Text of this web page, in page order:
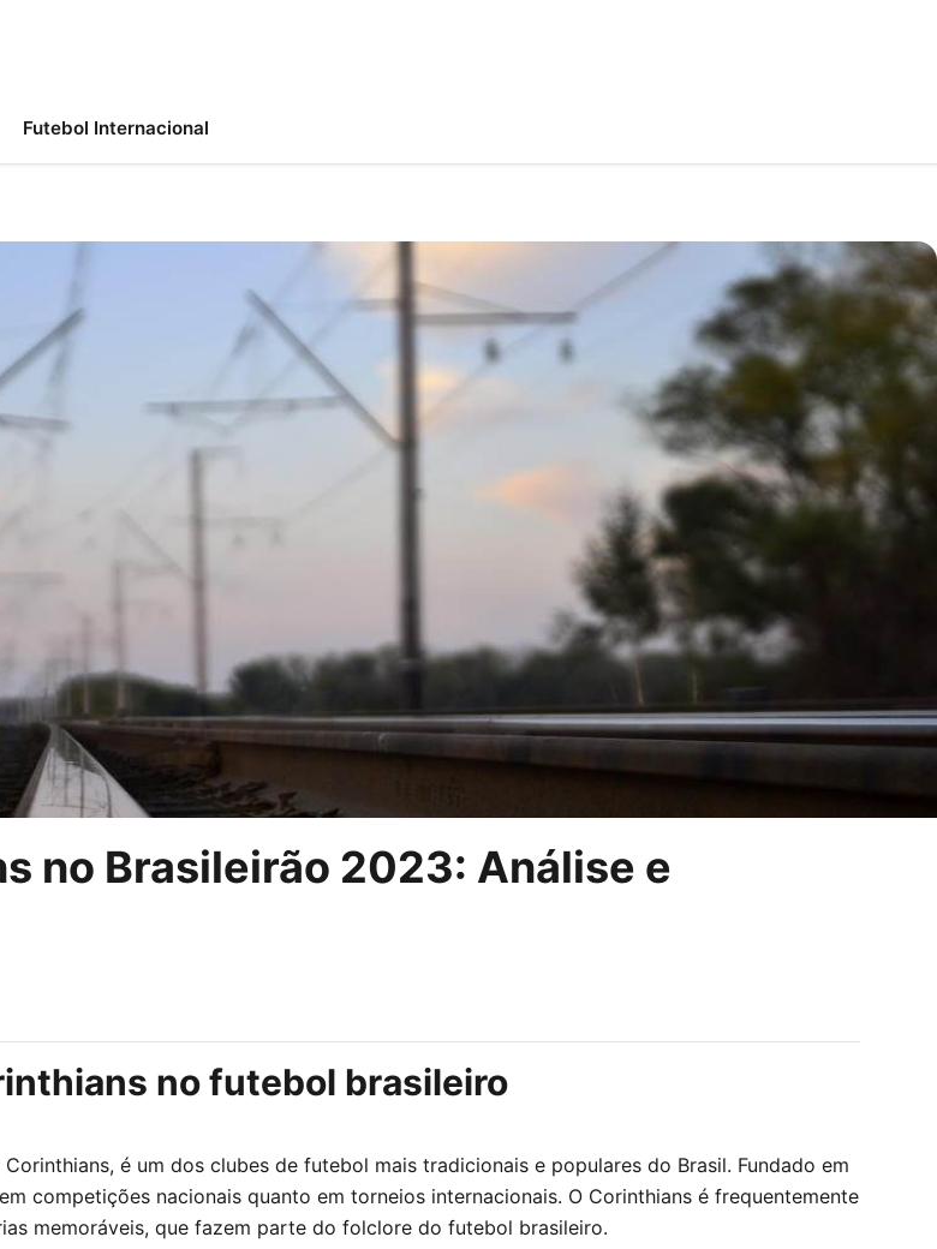
Futebol Internacional
no Brasileirão 2023: Análise e
no futebol brasileiro
é um dos clubes de futebol mais tradicionais e populares do Brasil. Fundado em
competições nacionais quanto em torneios internacionais. O Corinthians é frequentemente
memoráveis, que fazem parte do folclore do futebol brasileiro.